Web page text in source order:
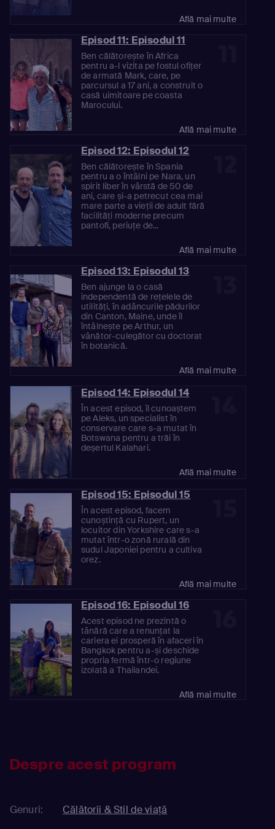
Află mai multe
Episod 11: Episodul 11
Ben călătorește în Africa
pentru a-l vizita pe fostul ofițer
de armată Mark, care, pe
parcursul a 17 ani, a construit o
casă uimitoare pe coasta
Marocului.
Află mai multe
Episod 12: Episodul 12
Ben călătorește în Spania
pentru a o întâlni pe Nara, un
spirit liber în vârstă de 50 de
ani, care și-a petrecut cea mai
mare parte a vieții de adult fără
facilități moderne precum
pantofi, periuțe de...
Află mai multe
Episod 13: Episodul 13
Ben ajunge la o casă
independentă de rețelele de
utilități, în adâncurile pădurilor
din Canton, Maine, unde îl
întâlnește pe Arthur, un
vânător-culegător cu doctorat
în botanică.
Află mai multe
Episod 14: Episodul 14
În acest episod, îl cunoaștem
pe Aleks, un specialist în
conservare care s-a mutat în
Botswana pentru a trăi în
deșertul Kalahari.
Află mai multe
Episod 15: Episodul 15
În acest episod, facem
cunoștință cu Rupert, un
locuitor din Yorkshire care s-a
mutat într-o zonă rurală din
sudul Japoniei pentru a cultiva
orez.
Află mai multe
Episod 16: Episodul 16
Acest episod ne prezintă o
tânără care a renunțat la
cariera ei prosperă în afaceri în
Bangkok pentru a-și deschide
propria fermă într-o regiune
izolată a Thailandei.
Află mai multe
Despre acest program
Genuri:
Călătorii & Stil de viață